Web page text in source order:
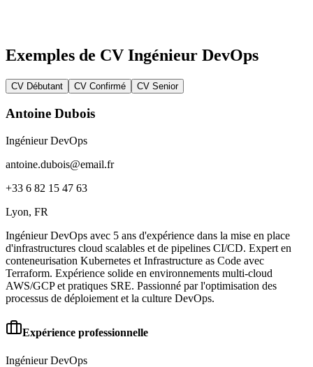
Exemples de CV Ingénieur DevOps
CV Débutant CV Confirmé CV Senior
Antoine Dubois
Ingénieur DevOps
antoine.dubois@email.fr
+33 6 82 15 47 63
Lyon, FR
Ingénieur DevOps avec 5 ans d'expérience dans la mise en place
d'infrastructures cloud scalables et de pipelines CI/CD. Expert en
conteneurisation Kubernetes et Infrastructure as Code avec
Terraform. Expérience solide en environnements multi-cloud
AWS/GCP et pratiques SRE. Passionné par l'optimisation des
processus de déploiement et la culture DevOps.
Expérience professionnelle
Ingénieur DevOps